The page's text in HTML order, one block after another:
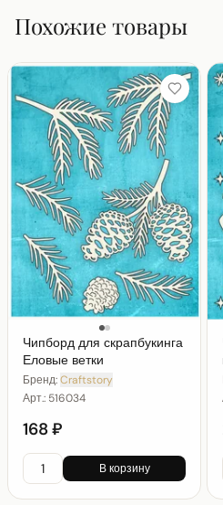
Похожие товары
Чипборд для скрапбукинга
Еловые ветки
Бренд:Craftstory
Арт.: 516034
168 ₽
В корзину